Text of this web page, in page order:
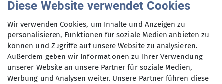
Herbert Meyer
08153 7050
Kontakt aufnehmen
Gruppe
Diese Website verwendet Cookies
Wir verwenden Cookies, um Inhalte und Anzeigen zu
personalisieren, Funktionen für soziale Medien anbieten zu
können und Zugriffe auf unsere Website zu analysieren.
Außerdem geben wir Informationen zu Ihrer Verwendung
unserer Website an unsere Partner für soziale Medien,
Werbung und Analysen weiter. Unsere Partner führen diese